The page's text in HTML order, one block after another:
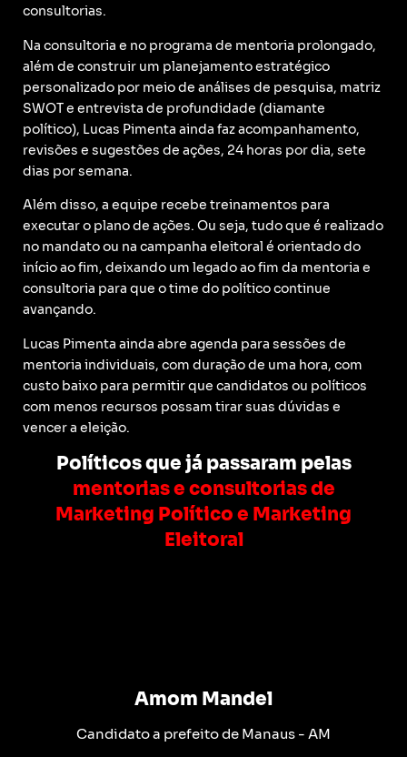
consultorias.
Na consultoria e no programa de mentoria prolongado,
além de construir um planejamento estratégico
personalizado por meio de análises de pesquisa, matriz
SWOT e entrevista de profundidade (diamante
político), Lucas Pimenta ainda faz acompanhamento,
revisões e sugestões de ações, 24 horas por dia, sete
dias por semana.
Além disso, a equipe recebe treinamentos para
executar o plano de ações. Ou seja, tudo que é realizado
no mandato ou na campanha eleitoral é orientado do
início ao fim, deixando um legado ao fim da mentoria e
consultoria para que o time do político continue
avançando.
Lucas Pimenta ainda abre agenda para sessões de
mentoria individuais, com duração de uma hora, com
custo baixo para permitir que candidatos ou políticos
com menos recursos possam tirar suas dúvidas e
vencer a eleição.
Políticos que já passaram pelas
mentorias e consultorias de
Marketing Político e Marketing
Eleitoral
Amom Mandel
Candidato a prefeito de Manaus - AM